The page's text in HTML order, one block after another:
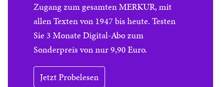
Zugang zum gesamten MERKUR, mit
allen Texten von 1947 bis heute. Testen
Sie 3 Monate Digital-Abo zum
Sonderpreis von nur 9,90 Euro.
Jetzt Probelesen